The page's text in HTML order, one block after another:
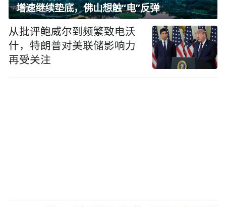
增速继续垫底，佛山想触“电”反弹
从批评鲍威尔到频繁致电沃
什，特朗普对美联储影响力
再受关注